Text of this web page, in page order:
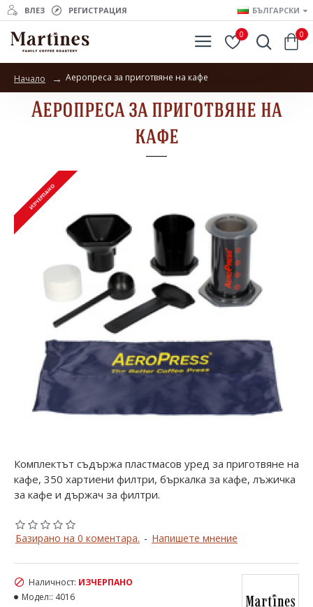
ВЛЕЗ РЕГИСТРАЦИЯ БЪЛГАРСКИ
0 0
Начало Аеропреса за приготвяне на кафе
Аеропреса за приготвяне на
кафе
ИЗЧЕРПАНО
ИЗЧЕРПАНО
Комплектът съдържа пластмасов уред за приготвяне на
кафе, 350 хартиени филтри, бъркалка за кафе, лъжичка
за кафе и държач за филтри.
Базирано на 0 коментара. - Напишете мнение
Наличност: ИЗЧЕРПАНО
Модел:: 4016